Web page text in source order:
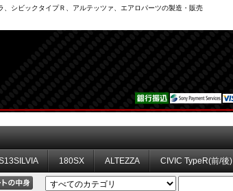
シビックタイプＲ、アルテッツァ、エアロパーツの製造・販売
180SX ALTEZZA CIVIC TypeR(前/後)